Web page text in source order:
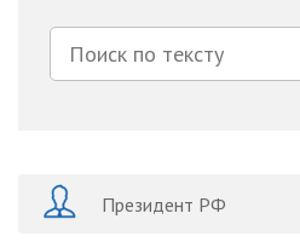
Президент РФ